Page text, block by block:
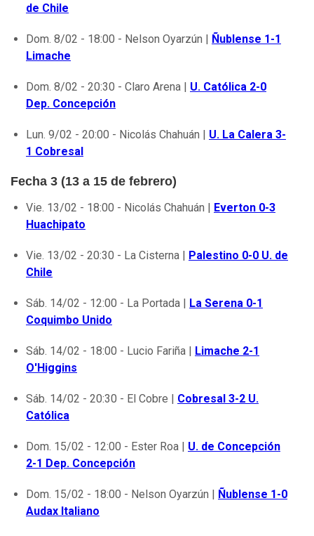
de Chile
Dom. 8/02 - 18:00 - Nelson Oyarzún | Ñublense 1-1
Limache
Dom. 8/02 - 20:30 - Claro Arena | U. Católica 2-0
Dep. Concepción
Lun. 9/02 - 20:00 - Nicolás Chahuán | U. La Calera 3-
1 Cobresal
Fecha 3 (13 a 15 de febrero)
Vie. 13/02 - 18:00 - Nicolás Chahuán | Everton 0-3
Huachipato
Vie. 13/02 - 20:30 - La Cisterna | Palestino 0-0 U. de
Chile
Sáb. 14/02 - 12:00 - La Portada | La Serena 0-1
Coquimbo Unido
Sáb. 14/02 - 18:00 - Lucio Fariña | Limache 2-1
O'Higgins
Sáb. 14/02 - 20:30 - El Cobre | Cobresal 3-2 U.
Católica
Dom. 15/02 - 12:00 - Ester Roa | U. de Concepción
2-1 Dep. Concepción
Dom. 15/02 - 18:00 - Nelson Oyarzún | Ñublense 1-0
Audax Italiano